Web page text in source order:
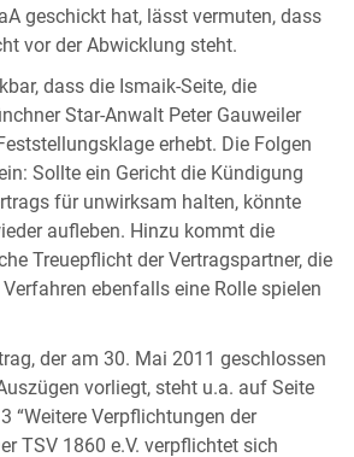
geschickt hat, lässt vermuten, dass
vor der Abwicklung steht.
dass die Ismaik-Seite, die
Star-Anwalt Peter Gauweiler
erhebt. Die Folgen
Sollte ein Gericht die Kündigung
für unwirksam halten, könnte
aufleben. Hinzu kommt die
Treuepflicht der Vertragspartner, die
ebenfalls eine Rolle spielen
der am 30. Mai 2011 geschlossen
vorliegt, steht u.a. auf Seite
“Weitere Verpflichtungen der
TSV 1860 e.V. verpflichtet sich